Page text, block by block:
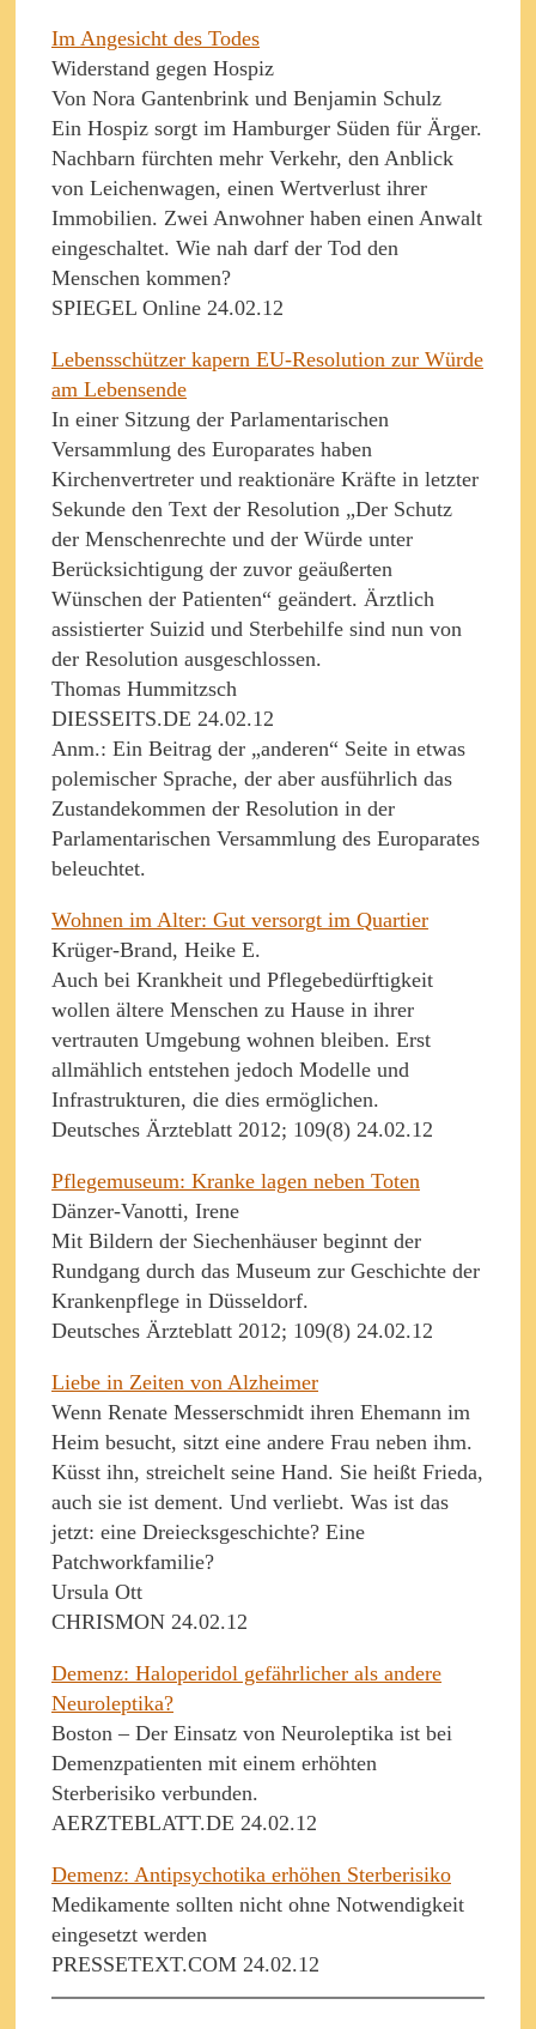
Im Angesicht des Todes
Widerstand gegen Hospiz
Von Nora Gantenbrink und Benjamin Schulz
Ein Hospiz sorgt im Hamburger Süden für Ärger.
Nachbarn fürchten mehr Verkehr, den Anblick
von Leichenwagen, einen Wertverlust ihrer
Immobilien. Zwei Anwohner haben einen Anwalt
eingeschaltet. Wie nah darf der Tod den
Menschen kommen?
SPIEGEL Online 24.02.12
Lebensschützer kapern EU-Resolution zur Würde
am Lebensende
In einer Sitzung der Parlamentarischen
Versammlung des Europarates haben
Kirchenvertreter und reaktionäre Kräfte in letzter
Sekunde den Text der Resolution „Der Schutz
der Menschenrechte und der Würde unter
Berücksichtigung der zuvor geäußerten
Wünschen der Patienten“ geändert. Ärztlich
assistierter Suizid und Sterbehilfe sind nun von
der Resolution ausgeschlossen.
Thomas Hummitzsch
DIESSEITS.DE 24.02.12
Anm.: Ein Beitrag der „anderen“ Seite in etwas
polemischer Sprache, der aber ausführlich das
Zustandekommen der Resolution in der
Parlamentarischen Versammlung des Europarates
beleuchtet.
Wohnen im Alter: Gut versorgt im Quartier
Krüger-Brand, Heike E.
Auch bei Krankheit und Pflegebedürftigkeit
wollen ältere Menschen zu Hause in ihrer
vertrauten Umgebung wohnen bleiben. Erst
allmählich entstehen jedoch Modelle und
Infrastrukturen, die dies ermöglichen.
Deutsches Ärzteblatt 2012; 109(8) 24.02.12
Pflegemuseum: Kranke lagen neben Toten
Dänzer-Vanotti, Irene
Mit Bildern der Siechenhäuser beginnt der
Rundgang durch das Museum zur Geschichte der
Krankenpflege in Düsseldorf.
Deutsches Ärzteblatt 2012; 109(8) 24.02.12
Liebe in Zeiten von Alzheimer
Wenn Renate Messerschmidt ihren Ehemann im
Heim besucht, sitzt eine andere Frau neben ihm.
Küsst ihn, streichelt seine Hand. Sie heißt Frieda,
auch sie ist dement. Und verliebt. Was ist das
jetzt: eine Dreiecksgeschichte? Eine
Patchworkfamilie?
Ursula Ott
CHRISMON 24.02.12
Demenz: Haloperidol gefährlicher als andere
Neuroleptika?
Boston – Der Einsatz von Neuroleptika ist bei
Demenzpatienten mit einem erhöhten
Sterberisiko verbunden.
AERZTEBLATT.DE 24.02.12
Demenz: Antipsychotika erhöhen Sterberisiko
Medikamente sollten nicht ohne Notwendigkeit
eingesetzt werden
PRESSETEXT.COM 24.02.12